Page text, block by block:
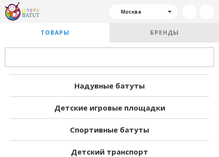
Москва
ТОВАРЫ БРЕНДЫ
Надувные батуты
Детские игровые площадки
Спортивные батуты
Детский транспорт